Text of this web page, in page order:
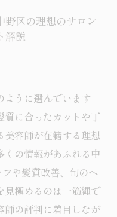
野区の理想のサロン
解説
ように選んでいます
質に合ったカットや丁
美容師が在籍する理想
くの情報があふれる中
や髪質改善、旬のヘ
見極めるのは一筋縄で
師の評判に着目しなが